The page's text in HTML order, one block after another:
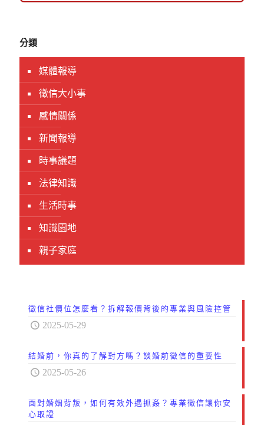
分類
媒體報導
徵信大小事
感情關係
新聞報導
時事議題
法律知識
生活時事
知識園地
親子家庭
徵信社價位怎麼看？拆解報價背後的專業與風險控管
2025-05-29
結婚前，你真的了解對方嗎？談婚前徵信的重要性
2025-05-26
面對婚姻背叛，如何有效外遇抓姦？專業徵信讓你安
心取證